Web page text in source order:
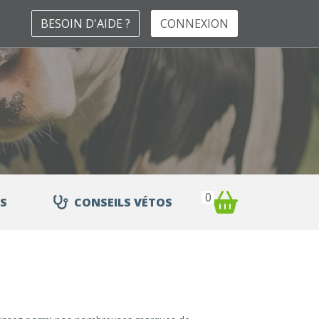
BESOIN D'AIDE ? CONNEXION
CONSEILS VÉTOS 0